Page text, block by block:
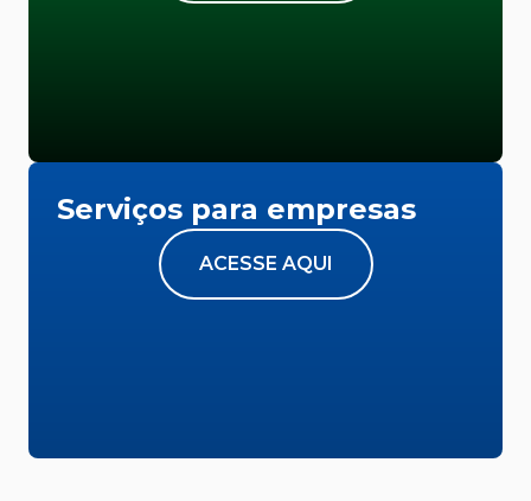
Serviços para empresas
ACESSE AQUI